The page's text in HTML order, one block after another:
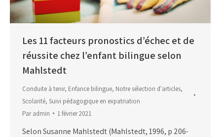
Les 11 facteurs pronostics d’échec et de
réussite chez l’enfant bilingue selon
Mahlstedt
Conduite à tenir, Enfance bilingue, Notre sélection d'articles,
Scolarité, Suivi pédagogique en expatriation
Paradmin 1 février 2021
Selon Susanne Mahlstedt (Mahlstedt, 1996, p 206-